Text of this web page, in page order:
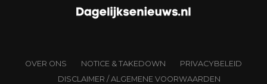
Bekend gezicht in de Nederlandse
OVER ONS NOTICE & TAKEDOWN
PRIVACYBELEID
DISCLAIMER / ALGEMENE VOORWAARDEN